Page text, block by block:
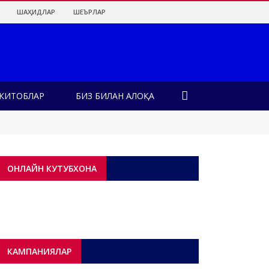
ШАҲИДЛАР ШЕЪРЛАР
КИТОБЛАР БИЗ БИЛАН АЛОҚА
ОНЛАЙН КУТУБХОНА
КАМПАНИЯЛАР